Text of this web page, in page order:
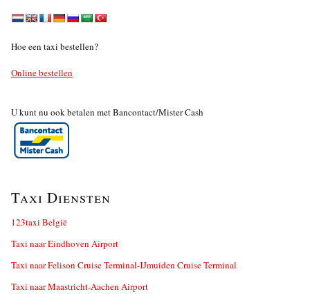
Hoe een taxi bestellen?
Online bestellen
U kunt nu ook betalen met Bancontact/Mister Cash
Taxi Diensten
123taxi België
Taxi naar Eindhoven Airport
Taxi naar Felison Cruise Terminal-IJmuiden Cruise Terminal
Taxi naar Maastricht-Aachen Airport